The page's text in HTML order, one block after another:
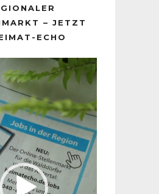
– JETZT
ECHO
Player